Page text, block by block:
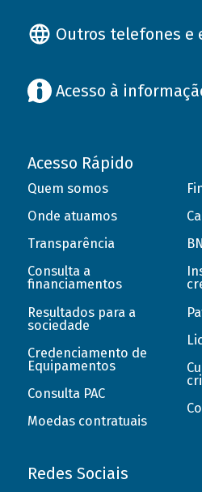
Outros telefones e
Acesso à
Acesso Rápido
Quem somos
Onde atuamos
Transparência
Consulta a
financiamentos
Resultados para a
sociedade
Credenciamento de
Equipamentos
Consulta PAC
Moedas contratuais
Redes Sociais